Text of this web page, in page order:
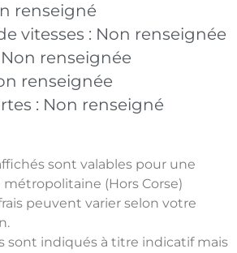
renseigné
vitesses : Non renseignée
Non renseignée
renseignée
: Non renseigné
sont valables pour une
métropolitaine (Hors Corse)
peuvent varier selon votre
sont indiqués à titre indicatif mais